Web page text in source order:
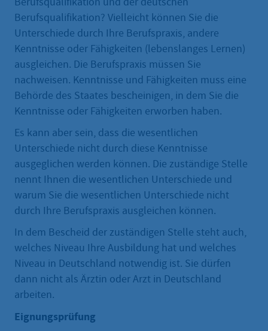
Berufsqualifikation? Vielleicht können Sie die
Unterschiede durch Ihre Berufspraxis, andere
Kenntnisse oder Fähigkeiten (lebenslanges Lernen)
ausgleichen. Die Berufspraxis müssen Sie
nachweisen. Kenntnisse und Fähigkeiten muss eine
Behörde des Staates bescheinigen, in dem Sie die
Kenntnisse oder Fähigkeiten erworben haben.
Es kann aber sein, dass die wesentlichen
Unterschiede nicht durch diese Kenntnisse
ausgeglichen werden können. Die zuständige Stelle
nennt Ihnen die wesentlichen Unterschiede und
warum Sie die wesentlichen Unterschiede nicht
durch Ihre Berufspraxis ausgleichen können.
In dem Bescheid der zuständigen Stelle steht auch,
welches Niveau Ihre Ausbildung hat und welches
Niveau in Deutschland notwendig ist. Sie dürfen
dann nicht als Ärztin oder Arzt in Deutschland
arbeiten.
Eignungsprüfung